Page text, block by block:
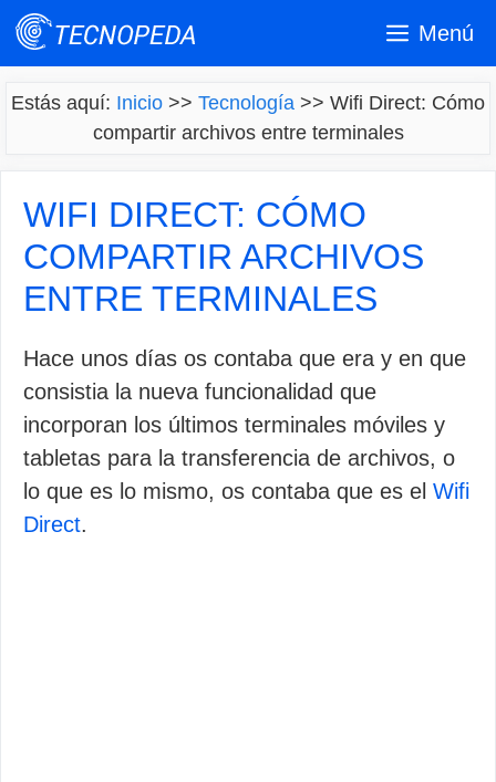
Saltar
Menú
Estás aquí: Inicio >> Tecnología >> Wifi Direct: Cómo
compartir archivos entre terminales
WIFI DIRECT: CÓMO
COMPARTIR ARCHIVOS
ENTRE TERMINALES
Hace unos días os contaba que era y en que
consistia la nueva funcionalidad que
incorporan los últimos terminales móviles y
tabletas para la transferencia de archivos, o
lo que es lo mismo, os contaba que es el Wifi
Direct.